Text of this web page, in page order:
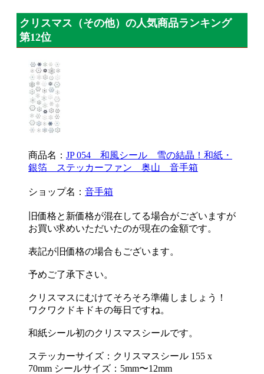
クリスマス（その他）の人気商品ランキング
第12位
商品名： JP 054 和風シール 雪の結晶！和紙・
銀箔 ステッカーファン 奥山 音手箱
ショップ名： 音手箱
旧価格と新価格が混在してる場合がございますが
お買い求めいただいたのが現在の金額です。
表記が旧価格の場合もございます。
予めご了承下さい。
クリスマスにむけてそろそろ準備しましょう！
ワクワクドキドキの毎日ですね。
和紙シール初のクリスマスシールです。
ステッカーサイズ：クリスマスシール 155 x
70mm シールサイズ：5mm〜12mm